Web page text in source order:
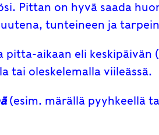
Pittan on hyvä saada
tunteineen ja
aikaan eli keskipäivän
tai oleskelemalla viileässä.
(esim. märällä pyyhkeellä